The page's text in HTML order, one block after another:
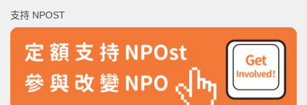
字:
支持 NPOST